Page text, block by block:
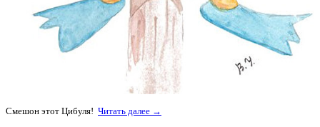
Смешон этот Цибуля! Читать далее →